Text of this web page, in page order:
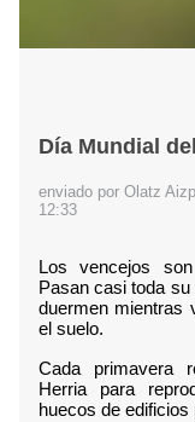
Día Mundial
enviado por Olatz
12:33
Los vencejos
Pasan casi toda
duermen mientras
el suelo.
Cada primavera
Herria para
huecos de